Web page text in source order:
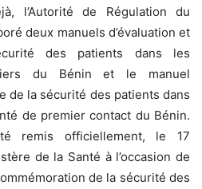
l’Autorité de Régulation du
deux manuels d’évaluation et
des patients dans les
du Bénin et le manuel
de la sécurité des patients dans
de premier contact du Bénin.
remis officiellement, le 17
de la Santé à l’occasion de
de la sécurité des